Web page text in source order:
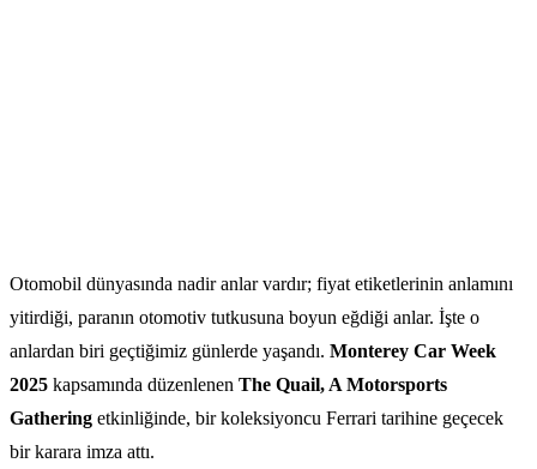
Otomobil dünyasında nadir anlar vardır; fiyat etiketlerinin anlamını
yitirdiği, paranın otomotiv tutkusuna boyun eğdiği anlar. İşte o
anlardan biri geçtiğimiz günlerde yaşandı. Monterey Car Week
2025 kapsamında düzenlenen The Quail, A Motorsports
Gathering etkinliğinde, bir koleksiyoncu Ferrari tarihine geçecek
bir karara imza attı.